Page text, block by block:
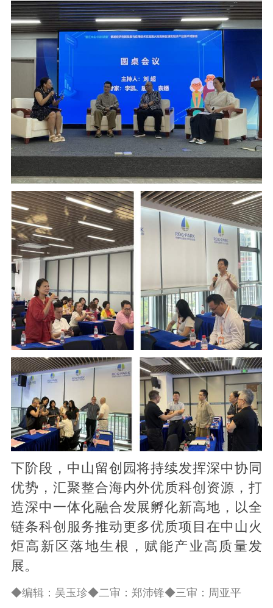
下阶段，中山留创园将持续发挥深中协同
优势，汇聚整合海内外优质科创资源，打
造深中一体化融合发展孵化新高地，以全
链条科创服务推动更多优质项目在中山火
炬高新区落地生根，赋能产业高质量发
展。
◆编辑：吴玉珍◆二审：郑沛锋◆三审：周亚平